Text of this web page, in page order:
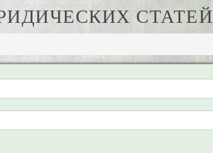
СТАТЕЙ